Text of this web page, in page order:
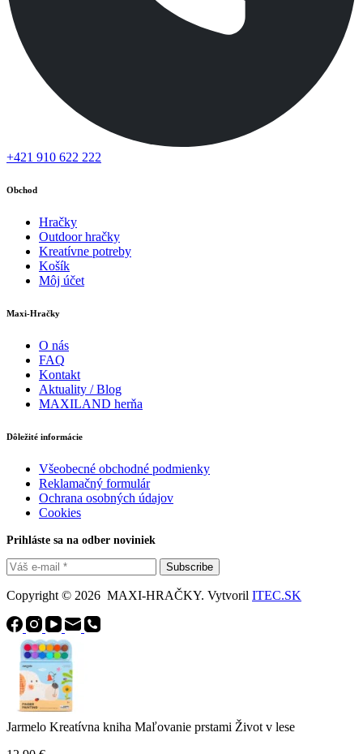
+421 910 622 222
Obchod
Hračky
Outdoor hračky
Kreatívne potreby
Košík
Môj účet
Maxi-Hračky
O nás
FAQ
Kontakt
Aktuality / Blog
MAXILAND herňa
Dôležité informácie
Všeobecné obchodné podmienky
Reklamačný formulár
Ochrana osobných údajov
Cookies
Prihláste sa na odber noviniek
Subscribe
Copyright © 2026 MAXI-HRAČKY. Vytvoril ITEC.SK
Jarmelo Kreatívna kniha Maľovanie prstami Život v lese